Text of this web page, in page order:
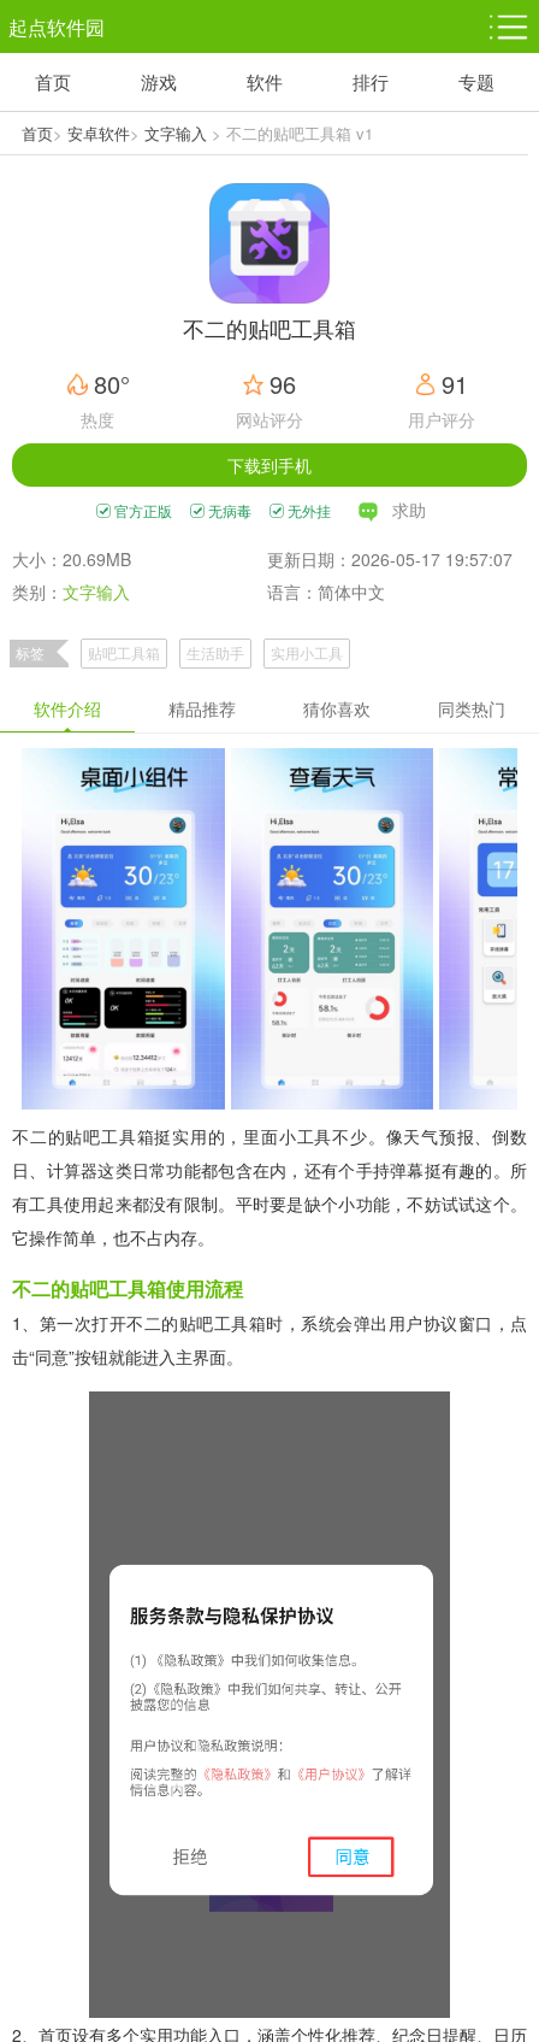
起点软件园
塔防游戏
1千+款游戏
休闲益智
1万+款游戏
体育竞技
5百+款游戏
赛车竞速
3百+款游戏
首页 游戏 软件 排行 专题
首页> 安卓软件> 文字输入 > 不二的贴吧工具箱 v1
不二的贴吧工具箱
80°
热度
96
网站评分
91
用户评分
下载到手机
官方正版 无病毒 无外挂 求助
大小：20.69MB
更新日期：2026-05-17 19:57:07
类别： 文字输入 语言：简体中文
标签 贴吧工具箱 生活助手 实用小工具
软件介绍 精品推荐 猜你喜欢 同类热门
不二的贴吧工具箱挺实用的，里面小工具不少。像天气预报、倒数
日、计算器这类日常功能都包含在内，还有个手持弹幕挺有趣的。所
有工具使用起来都没有限制。平时要是缺个小功能，不妨试试这个。
它操作简单，也不占内存。
不二的贴吧工具箱使用流程
1、第一次打开不二的贴吧工具箱时，系统会弹出用户协议窗口，点
击“同意”按钮就能进入主界面。
2、首页设有多个实用功能入口，涵盖个性化推荐、纪念日提醒、日历